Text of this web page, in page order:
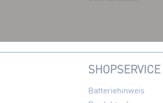
SHOPSERVICE
Batteriehinweis